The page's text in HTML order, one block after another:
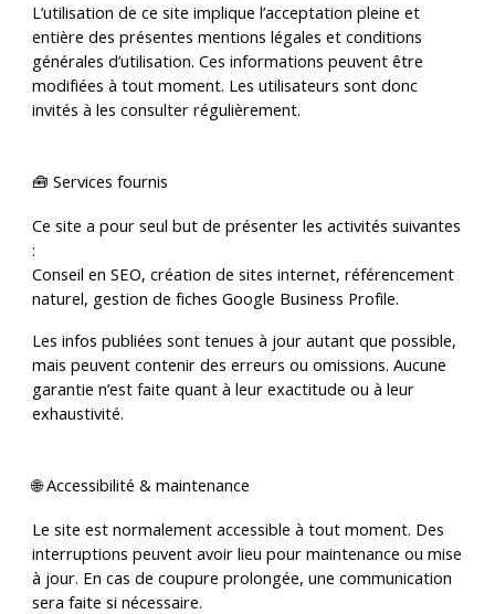
L’utilisation de ce site implique l’acceptation pleine et
entière des présentes mentions légales et conditions
générales d’utilisation. Ces informations peuvent être
modifiées à tout moment. Les utilisateurs sont donc
invités à les consulter régulièrement.
🧰 Services fournis
Ce site a pour seul but de présenter les activités suivantes
:
Conseil en SEO, création de sites internet, référencement
naturel, gestion de fiches Google Business Profile.
Les infos publiées sont tenues à jour autant que possible,
mais peuvent contenir des erreurs ou omissions. Aucune
garantie n’est faite quant à leur exactitude ou à leur
exhaustivité.
🌐 Accessibilité & maintenance
Le site est normalement accessible à tout moment. Des
interruptions peuvent avoir lieu pour maintenance ou mise
à jour. En cas de coupure prolongée, une communication
sera faite si nécessaire.